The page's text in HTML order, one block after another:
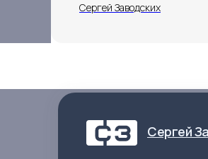
Сергей Заводских
Сергей